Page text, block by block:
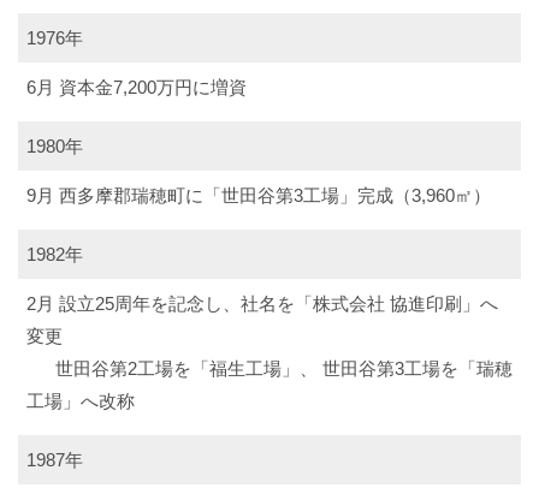
1976年
6月 資本金7,200万円に増資
1980年
9月 西多摩郡瑞穂町に「世田谷第3工場」完成（3,960㎡）
1982年
2月 設立25周年を記念し、社名を「株式会社 協進印刷」へ
変更
世田谷第2工場を「福生工場」、 世田谷第3工場を「瑞穂
工場」へ改称
1987年